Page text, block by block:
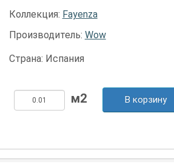
Коллекция: Fayenza
Производитель: Wow
Страна: Испания
В корзину